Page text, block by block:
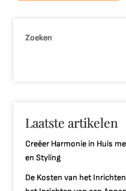
Zoeken
Laatste artikelen
Creëer Harmonie in Huis
en Styling
De Kosten van het